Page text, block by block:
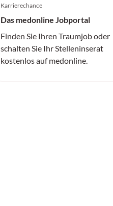
Karrierechance
Das medonline Jobportal
Finden Sie Ihren Traumjob oder
schalten Sie Ihr Stelleninserat
kostenlos auf medonline.